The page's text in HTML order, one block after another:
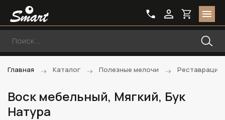
Главная Каталог Полезные мелочи
Воск мебельный, Мягкий, Бук
Натура